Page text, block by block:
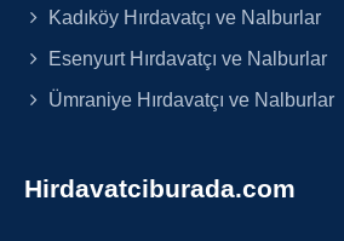
Kadıköy Hırdavatçı ve Nalburlar
Esenyurt Hırdavatçı ve Nalburlar
Ümraniye Hırdavatçı ve Nalburlar
Hirdavatciburada.com